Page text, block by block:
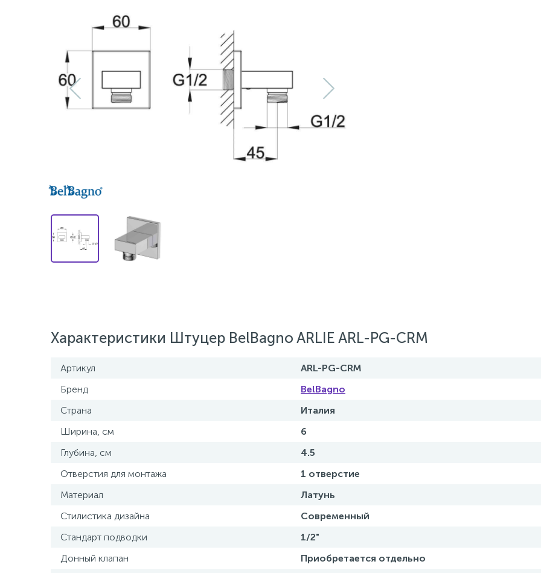
Характеристики Штуцер BelBagno ARLIE ARL-PG-CRM
Артикул
ARL-PG-CRM
Бренд
BelBagno
Страна
Италия
Ширина, см
6
Глубина, см
4.5
Отверстия для монтажа
1 отверстие
Материал
Латунь
Стилистика дизайна
Современный
Стандарт подводки
1/2"
Донный клапан
Приобретается отдельно